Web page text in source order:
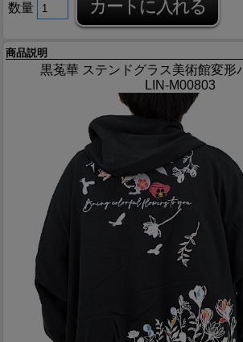
数量
商品説明
黒菟華 ステンドグラス美術館変
LIN-M00803